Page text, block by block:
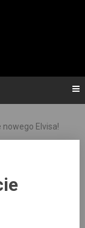
nowego Elvisa!